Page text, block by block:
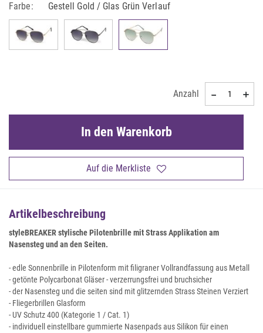
Farbe: Gestell Gold / Glas Grün Verlauf
Anzahl
Auf die Merkliste
In den Warenkorb
Artikelbeschreibung
styleBREAKER stylische Pilotenbrille mit Strass Applikation am
Nasensteg und an den Seiten.
- edle Sonnenbrille in Pilotenform mit filigraner Vollrandfassung aus Metall
- getönte Polycarbonat Gläser - verzerrungsfrei und bruchsicher
- der Nasensteg und die seiten sind mit glitzernden Strass Steinen Verziert
- Fliegerbrillen Glasform
- UV Schutz 400 (Kategorie 1 / Cat. 1)
- individuell einstellbare gummierte Nasenpads aus Silikon für einen